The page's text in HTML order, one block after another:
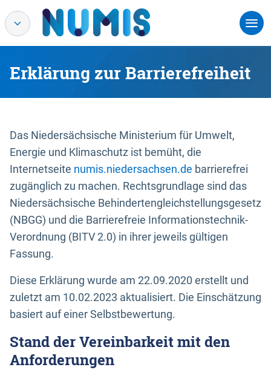
Erklärung zur Barrierefreiheit
Das Niedersächsische Ministerium für Umwelt,
Energie und Klimaschutz ist bemüht, die
Internetseite numis.niedersachsen.de barrierefrei
zugänglich zu machen. Rechtsgrundlage sind das
Niedersächsische Behindertengleichstellungsgesetz
(NBGG) und die Barrierefreie Informationstechnik-
Verordnung (BITV 2.0) in ihrer jeweils gültigen
Fassung.
Diese Erklärung wurde am 22.09.2020 erstellt und
zuletzt am 10.02.2023 aktualisiert. Die Einschätzung
basiert auf einer Selbstbewertung.
Stand der Vereinbarkeit mit den
Anforderungen